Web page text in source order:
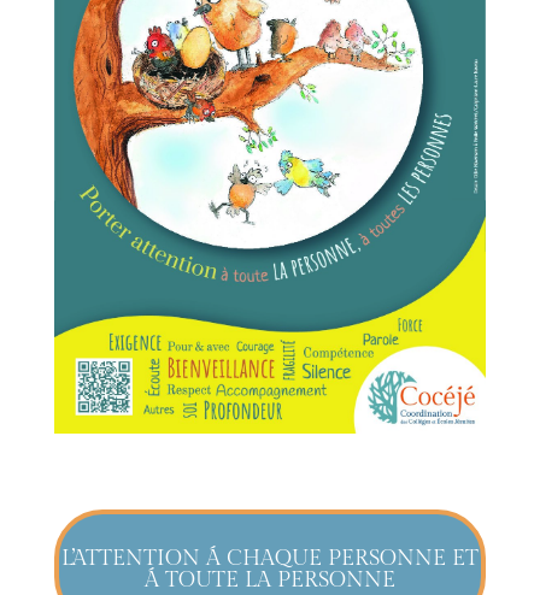
L’ATTENTION Á CHAQUE PERSONNE ET
Á TOUTE LA PERSONNE